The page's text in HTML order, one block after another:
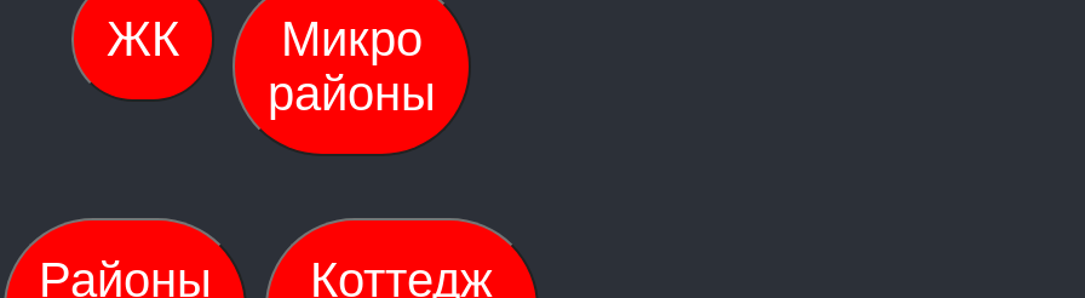
ЖК
Микро
районы
Районы Коттедж